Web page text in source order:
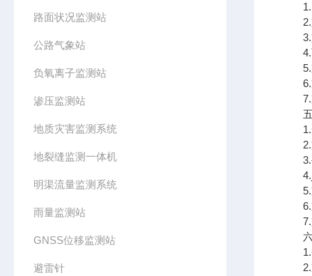
路面状况监测站
公路气象站
负氧离子监测站
渗压监测站
地质灾害监测系统
地裂缝监测一体机
明渠流量监测系统
雨量监测站
GNSS位移监测站
避雷针
2.支
3.支
4.可
5.支
6.
7.支
五
1.安
2.
3.手
5.支
6.
7.支
六
2.支